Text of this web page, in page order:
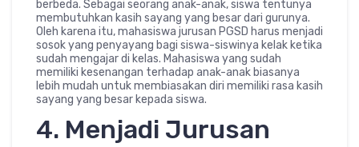
berbeda. Sebagai seorang anak-anak, siswa tentunya
membutuhkan kasih sayang yang besar dari gurunya.
Oleh karena itu, mahasiswa jurusan PGSD harus menjadi
sosok yang penyayang bagi siswa-siswinya kelak ketika
sudah mengajar di kelas. Mahasiswa yang sudah
memiliki kesenangan terhadap anak-anak biasanya
lebih mudah untuk membiasakan diri memiliki rasa kasih
sayang yang besar kepada siswa.
4. Menjadi Jurusan